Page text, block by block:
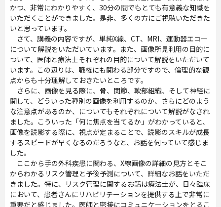
かつ、非常にわかりやすく、30分の間でもとても有意義な知識を
いただくことができました。是非、多くの方にご視聴いただきた
いと思っています。
さて、講義の内容ですが、単純X線、CT、MRI、運動器エコー
について解説をいただいています。また、画像所見利用の目的に
ついて、医師と療法士それぞれの目的について解説をいただいて
います。この辺りは、職権にも関わる部分ですので、倫理的な観
点からも十分理解しておきたいところです。
さらに、画像を見る際に、骨、関節、軟部組織、そして神経に
関して、どういった種別の画像を利用するのか、さらにどのよう
な注意点があるのか、についてもそれぞれについて解説がなされ
ました。こういった「何に焦点を当てるか」がわかっていると、
画像を読影する際に、視点が定まることで、読影のスキルが成長
するスピードが早くなるのだろうなと、お話を伺っていて感じま
した。
ここから手の外科疾患に関わる、X線画像の詳細の見方とそこ
からわかるリスク管理と予後予測について、詳細なお話をいただ
きました。特に、リスク管理に関するお話は療法士が、日々臨床
において、患者さんにリハビリテーションを提供する上で非常に
重要だと感じました。医師と密接にコミュニケーションをとるこ